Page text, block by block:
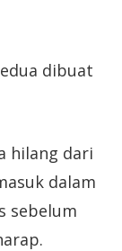
dibuat
hilang dari
dalam
sebelum